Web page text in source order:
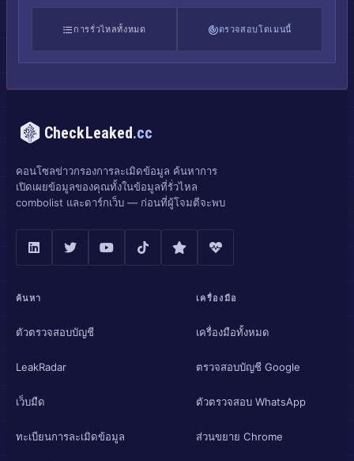
การรั่วไหลทั้งหมด ตรวจสอบโดเมนนี้
CheckLeaked.cc
คอนโซลข่าวกรองการละเมิดข้อมูล ค้นหาการ
เปิดเผยข้อมูลของคุณทั้งในข้อมูลที่รั่วไหล
combolist และดาร์กเว็บ — ก่อนที่ผู้โจมตีจะพบ
ค้นหา
ตัวตรวจสอบบัญชี
LeakRadar
เว็บมืด
ทะเบียนการละเมิดข้อมูล
เครื่องมือ
เครื่องมือทั้งหมด
ตรวจสอบบัญชี Google
ตัวตรวจสอบ WhatsApp
ส่วนขยาย Chrome